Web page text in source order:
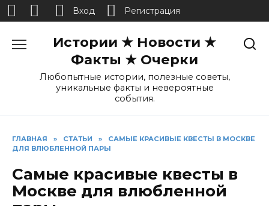
Истории ★ Новости ★
Факты ★ Очерки
Любопытные истории, полезные советы,
уникальные факты и невероятные
события.
ГЛАВНАЯ » СТАТЬИ »
САМЫЕ КРАСИВЫЕ КВЕСТЫ В МОСКВЕ
ДЛЯ ВЛЮБЛЕННОЙ ПАРЫ
Самые красивые квесты в
Москве для влюбленной
Вход Регистрация